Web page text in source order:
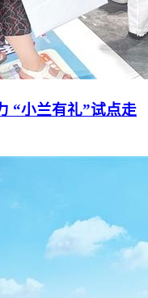
“小兰有礼”试点走